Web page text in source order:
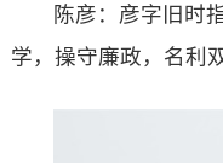
陈彦：彦字旧时
学，操守廉政，名利